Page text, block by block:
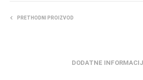
PRETHODNI PROIZVOD
DODATNE